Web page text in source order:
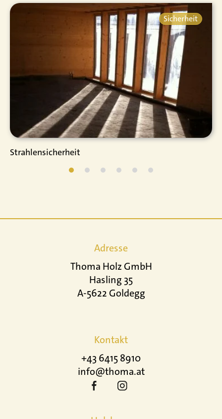
Sicherheit
Strahlensicherheit
Adresse
Thoma Holz GmbH
Hasling 35
A-5622 Goldegg
Kontakt
+43 6415 8910
info@thoma.at